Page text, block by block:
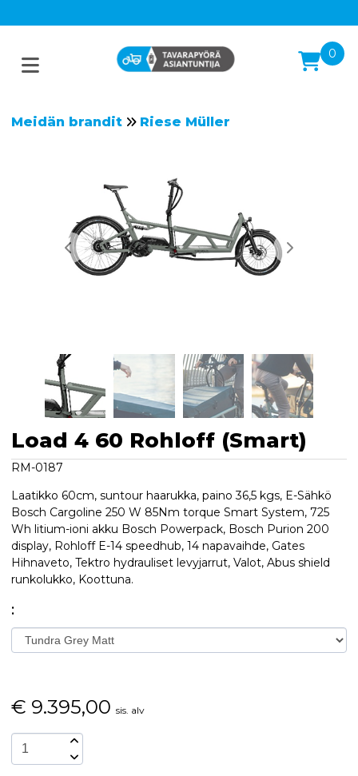
0
Meidän brandit Riese Müller
Load 4 60 Rohloff (Smart)
RM-0187
Laatikko 60cm, suntour haarukka, paino 36,5 kgs, E-Sähkö
Bosch Cargoline 250 W 85Nm torque Smart System, 725
Wh litium-ioni akku Bosch Powerpack, Bosch Purion 200
display, Rohloff E-14 speedhub, 14 napavaihde, Gates
Hihnaveto, Tektro hydrauliset levyjarrut, Valot, Abus shield
runkolukko, Koottuna.
:
€ 9.395,00 sis. alv